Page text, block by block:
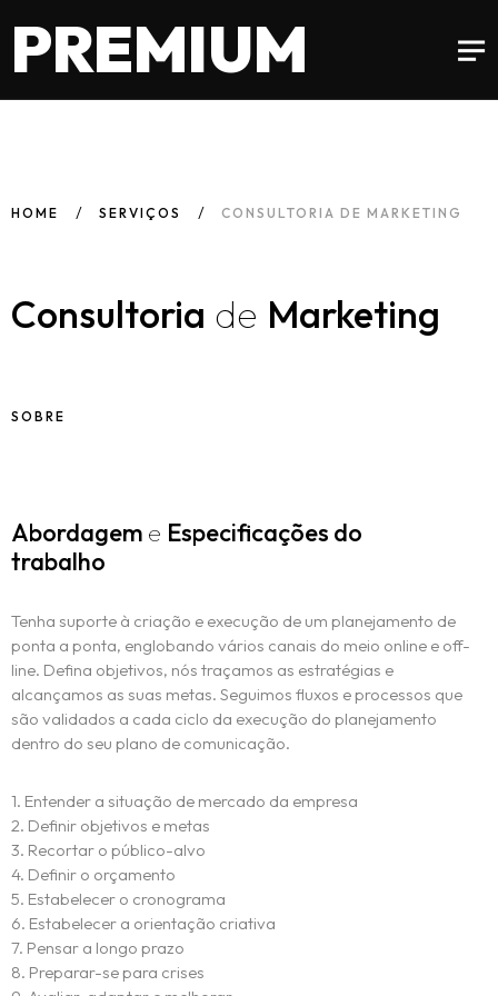
PREMIUM
HOME SERVIÇOS CONSULTORIA DE MARKETING
Consultoria de Marketing
SOBRE
Abordagem e Especificações do
trabalho
Tenha suporte à criação e execução de um planejamento de
ponta a ponta, englobando vários canais do meio online e off-
line. Defina objetivos, nós traçamos as estratégias e
alcançamos as suas metas. Seguimos fluxos e processos que
são validados a cada ciclo da execução do planejamento
dentro do seu plano de comunicação.
1. Entender a situação de mercado da empresa
2. Definir objetivos e metas
3. Recortar o público-alvo
4. Definir o orçamento
5. Estabelecer o cronograma
6. Estabelecer a orientação criativa
7. Pensar a longo prazo
8. Preparar-se para crises